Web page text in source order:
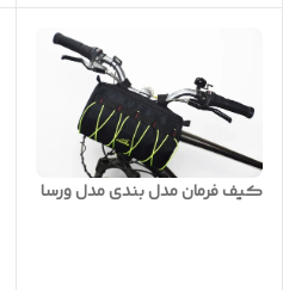
کیف فرمان مدل بندی مدل ورسا